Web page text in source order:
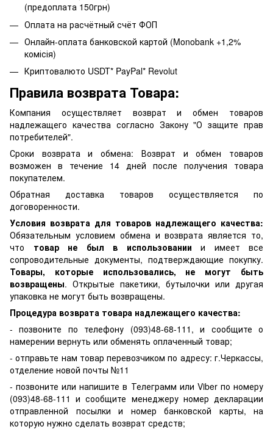
(предоплата 150грн)
Оплата на расчётный счёт ФОП
Онлайн-оплата банковской картой (Monobank +1,2%
комісія)
Криптовалюто USDT* PayPal* Revolut
Правила возврата Товара:
Компания осуществляет возврат и обмен товаров
надлежащего качества согласно Закону "О защите прав
потребителей".
Сроки возврата и обмена: Возврат и обмен товаров
возможен в течение 14 дней после получения товара
покупателем.
Обратная доставка товаров осуществляется по
договоренности.
Условия возврата для товаров надлежащего качества:
Обязательным условием обмена и возврата является то,
что товар не был в использовании и имеет все
сопроводительные документы, подтверждающие покупку.
Товары, которые использовались, не могут быть
возвращены. Открытые пакетики, бутылочки или другая
упаковка не могут быть возвращены.
Процедура возврата товара надлежащего качества:
- позвоните по телефону (093)48-68-111, и сообщите о
намерении вернуть или обменять оплаченный товар;
- отправьте нам товар перевозчиком по адресу: г.Черкассы,
отделение новой почты №11
- позвоните или напишите в Телеграмм или Viber по номеру
(093)48-68-111 и сообщите менеджеру номер декларации
отправленной посылки и номер банковской карты, на
которую нужно сделать возврат средств;